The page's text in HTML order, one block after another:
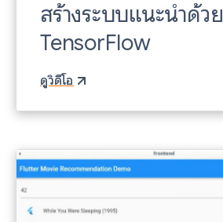
สร้างระบบแนะนำด้วย
TensorFlow
ดูวิดีโอ